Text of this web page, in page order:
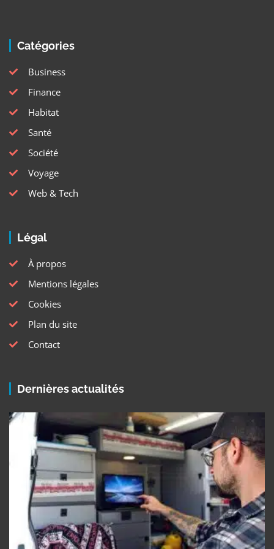
Catégories
Business
Finance
Habitat
Santé
Société
Voyage
Web & Tech
Légal
À propos
Mentions légales
Cookies
Plan du site
Contact
Dernières actualités